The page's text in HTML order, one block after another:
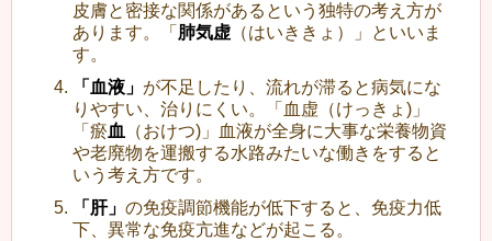
皮膚と密接な関係があるという独特の考え方が
あります。「 肺気虚 （はいききょ）」といいま
す。
「血液」 が不足したり、流れが滞ると病気にな
りやすい、治りにくい。「血虚（けっきょ)」
「瘀血
（おけつ)」血液が全身に大事な栄養物資
や老廃物を運搬する水路みたいな働きをすると
いう考え方です。
「肝」 の免疫調節機能が低下すると、免疫力低
下、異常な免疫亢進などが起こる。